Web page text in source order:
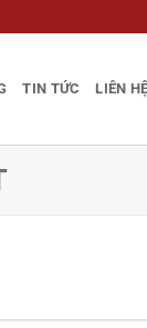
TIN TỨC LIÊN HỆ